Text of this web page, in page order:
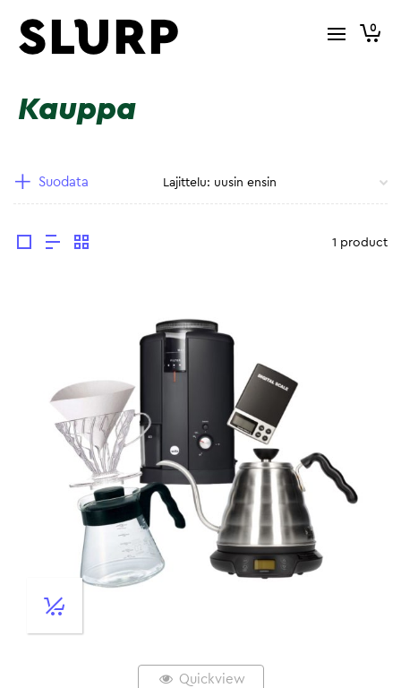
0
Kauppa
Suodata
1 product
Quickview